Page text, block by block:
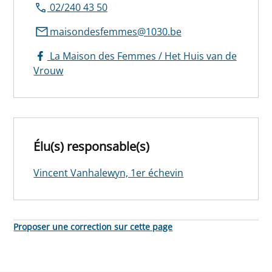
02/240 43 50
maisondesfemmes@1030.be
La Maison des Femmes / Het Huis van de
Vrouw
Élu(s) responsable(s)
Vincent Vanhalewyn, 1er échevin
Proposer une correction sur cette page